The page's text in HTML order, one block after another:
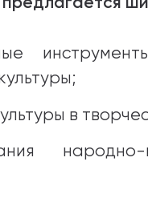
в
народно-